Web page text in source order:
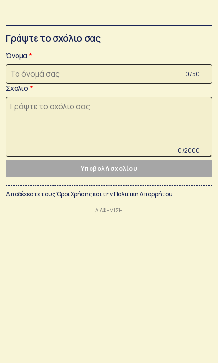
Γράψτε το σχόλιο σας
Όνομα
0 /50
Σχόλιο
0 /2000
Υποβολή σχολίου
Αποδέχεστε τουςΌροι Χρήσηςκαι τηνΠολιτικη Απορρήτου